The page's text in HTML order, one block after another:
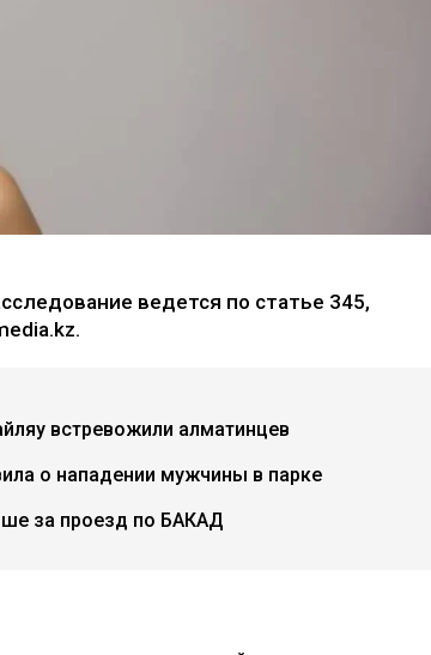
ведется по статье 345,
встревожили алматинцев
о нападении мужчины в парке
за проезд по БАКАД